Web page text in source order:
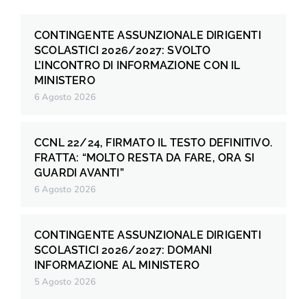
CONTINGENTE ASSUNZIONALE DIRIGENTI
SCOLASTICI 2026/2027: SVOLTO
L’INCONTRO DI INFORMAZIONE CON IL
MINISTERO
6 Agosto 2026
CCNL 22/24, FIRMATO IL TESTO DEFINITIVO.
FRATTA: “MOLTO RESTA DA FARE, ORA SI
GUARDI AVANTI”
6 Agosto 2026
CONTINGENTE ASSUNZIONALE DIRIGENTI
SCOLASTICI 2026/2027: DOMANI
INFORMAZIONE AL MINISTERO
5 Agosto 2026